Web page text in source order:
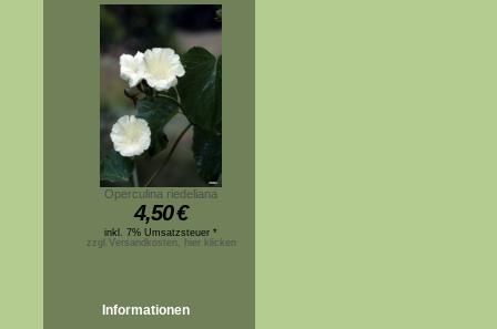
Operculina riedeliana
4,50€
inkl. 7% Umsatzsteuer *
zzgl.Versandkosten, hier klicken
Informationen